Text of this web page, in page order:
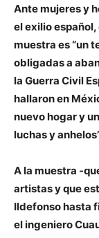
Ante mujeres y
el exilio
muestra es “un
obligadas a
la Guerra Civil
hallaron en
nuevo hogar y
luchas y
A la muestra -
artistas y que
Ildefonso hasta
el ingeniero